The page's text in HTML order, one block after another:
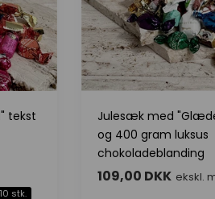
tekst
stk.
Julesæk med
og 400 gram luksus
chokoladeblanding
109,00 DKK ekskl.